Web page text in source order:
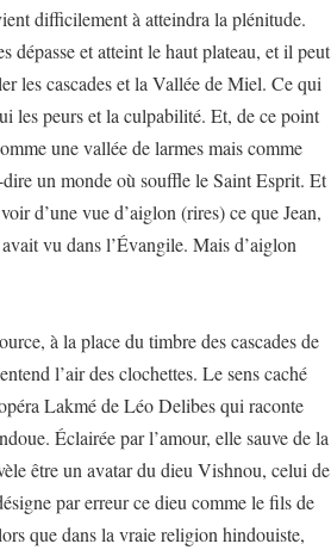
difficilement à atteindra la plénitude.
dépasse et atteint le haut plateau, et il peut
les cascades et la Vallée de Miel. Ce qui
les peurs et la culpabilité. Et, de ce point
une vallée de larmes mais comme
un monde où souffle le Saint Esprit. Et
d’une vue d’aiglon (rires) ce que Jean,
vu dans l’Évangile. Mais d’aiglon
à la place du timbre des cascades de
l’air des clochettes. Le sens caché
Lakmé de Léo Delibes qui raconte
Éclairée par l’amour, elle sauve de la
être un avatar du dieu Vishnou, celui de
par erreur ce dieu comme le fils de
que dans la vraie religion hindouiste,